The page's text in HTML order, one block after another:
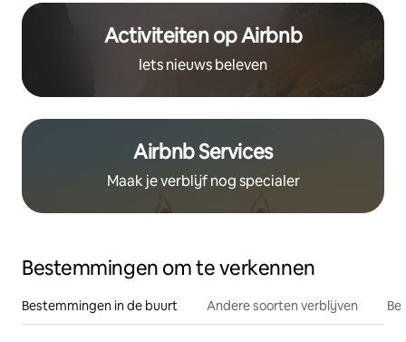
Activiteiten op Airbnb
Iets nieuws beleven
Airbnb Services
Maak je verblijf nog specialer
Bestemmingen om te verkennen
Bestemmingen in de buurt Andere soorten verblijven